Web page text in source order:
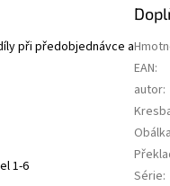
při předobjednávce a
1-6
EAN:
autor:
Obálka
Série: